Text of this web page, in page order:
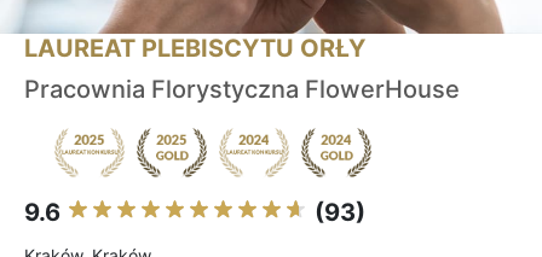
LAUREAT PLEBISCYTU ORŁY
Pracownia Florystyczna FlowerHouse
9.6 (93)